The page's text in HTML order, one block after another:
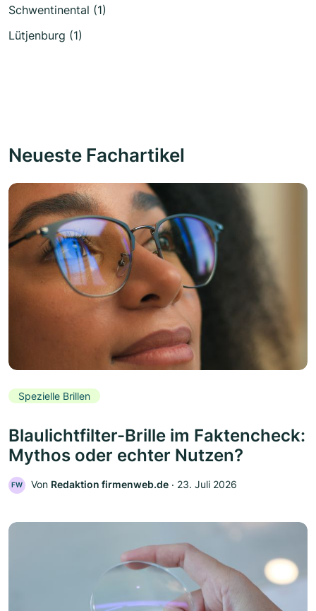
Schwentinental (1)
Lütjenburg (1)
Neueste Fachartikel
Spezielle Brillen
Blaulichtfilter-Brille im Faktencheck:
Mythos oder echter Nutzen?
FW Von Redaktion firmenweb.de ‧ 23. Juli 2026